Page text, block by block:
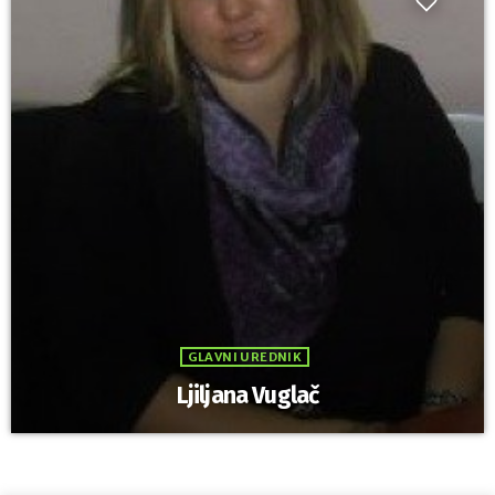
GLAVNI UREDNIK
Ljiljana Vuglač